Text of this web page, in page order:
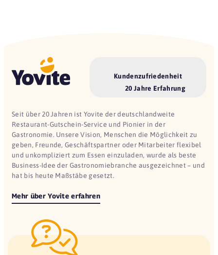
Kundenzufriedenheit
20 Jahre Erfahrung
Seit über 20 Jahren ist Yovite der deutschlandweite
Restaurant-Gutschein-Service und Pionier in der
Gastronomie. Unsere Vision, Menschen die Möglichkeit zu
geben, Freunde, Geschäftspartner oder Mitarbeiter flexibel
und unkompliziert zum Essen einzuladen, wurde als beste
Business-Idee der Gastronomiebranche ausgezeichnet – und
hat bis heute Maßstäbe gesetzt.
Mehr über Yovite erfahren